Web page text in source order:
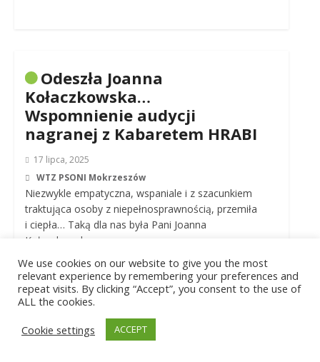
Odeszła Joanna
Kołaczkowska…
Wspomnienie audycji
nagranej z Kabaretem HRABI
17 lipca, 2025
WTZ PSONI Mokrzeszów
Niezwykle empatyczna, wspaniale i z szacunkiem
traktująca osoby z niepełnosprawnością, przemiła
i ciepła… Taką dla nas była Pani Joanna
Kołaczkowska…..
żałoba,aktorka ,skecz,dowcipy ,pamięć
kabaret,uśmiech,Zabawa,kultura
We use cookies on our website to give you the most
relevant experience by remembering your preferences and
repeat visits. By clicking “Accept”, you consent to the use of
ALL the cookies.
Cookie settings
ACCEPT